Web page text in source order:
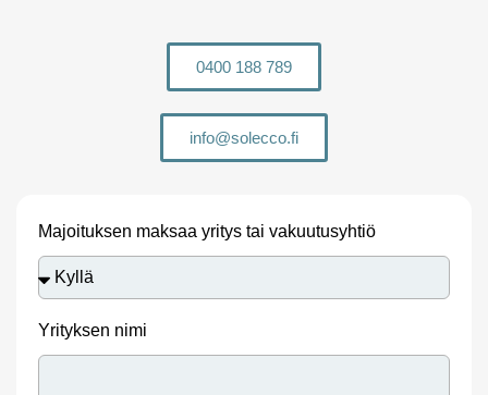
0400 188 789
info@solecco.fi
Majoituksen maksaa yritys tai vakuutusyhtiö
Yrityksen nimi